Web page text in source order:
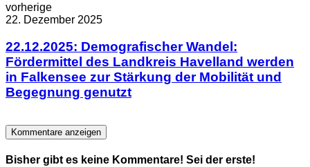
vorherige
22. Dezember 2025
22.12.2025: Demografischer Wandel:
Fördermittel des Landkreis Havelland werden
in Falkensee zur Stärkung der Mobilität und
Begegnung genutzt
Kommentare anzeigen
Bisher gibt es keine Kommentare! Sei der erste!